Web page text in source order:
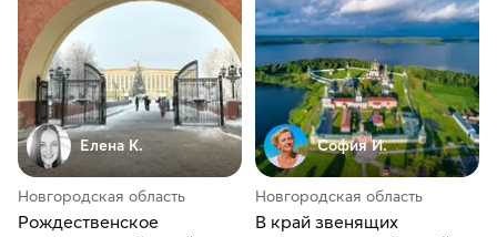
Елена К.
Новгородская область
Рождественское
София И.
Новгородская область
В край звенящих